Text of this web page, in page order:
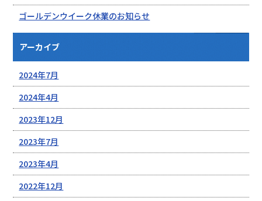
ゴールデンウイーク休業のお知らせ
アーカイブ
2024年7月
2024年4月
2023年12月
2023年7月
2023年4月
2022年12月